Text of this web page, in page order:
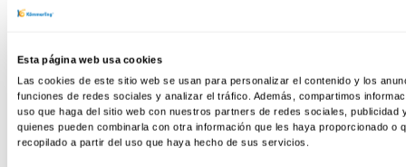
Esta página web usa cookies
Las cookies de este sitio web se usan para personalizar el contenido y los
funciones de redes sociales y analizar el tráfico. Además, compartimos
uso que haga del sitio web con nuestros partners de redes sociales, publicidad
quienes pueden combinarla con otra información que les haya proporcionado o
recopilado a partir del uso que haya hecho de sus servicios.